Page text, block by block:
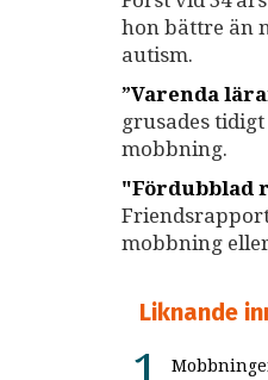
hon bättre än
autism.
”Varenda
grusades
mobbning.
"Fördubblad
mobbning
Liknande